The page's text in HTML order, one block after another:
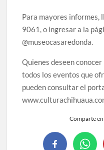
Para mayores
9061, o ingresar a la
@museocasaredonda.
Quienes deseen
todos los eventos que
pueden consultar el
Comparte en